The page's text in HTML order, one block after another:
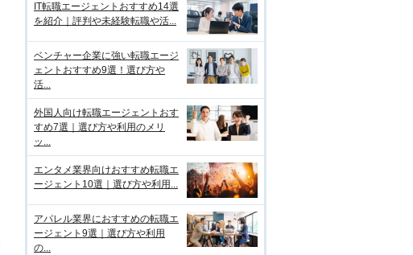
IT転職エージェントおすすめ14選
を紹介｜評判や未経験転職や活...
ベンチャー企業に強い転職エージ
ェントおすすめ9選！選び方や
活...
外国人向け転職エージェントおす
すめ7選｜選び方や利用のメリ
ッ...
エンタメ業界向けおすすめ転職エ
ージェント10選｜選び方や利用...
アパレル業界におすすめの転職エ
ージェント9選｜選び方や利用
の...